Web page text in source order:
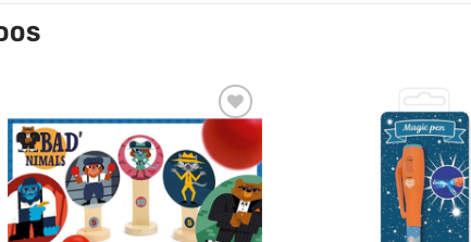
lista de
deseos